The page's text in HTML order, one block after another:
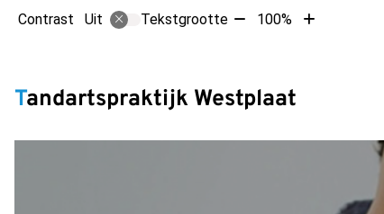
Contrast Uit Tekstgrootte Tekst100%
Tekst
Tandartspraktijk Westplaat